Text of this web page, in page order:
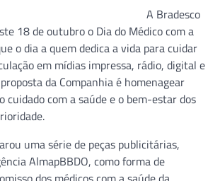
A Bradesco
18 de outubro o Dia do Médico com a
o dia a quem dedica a vida para cuidar
em mídias impressa, rádio, digital e
da Companhia é homenagear
cuidado com a saúde e o bem-estar dos
uma série de peças publicitárias,
AlmapBBDO, como forma de